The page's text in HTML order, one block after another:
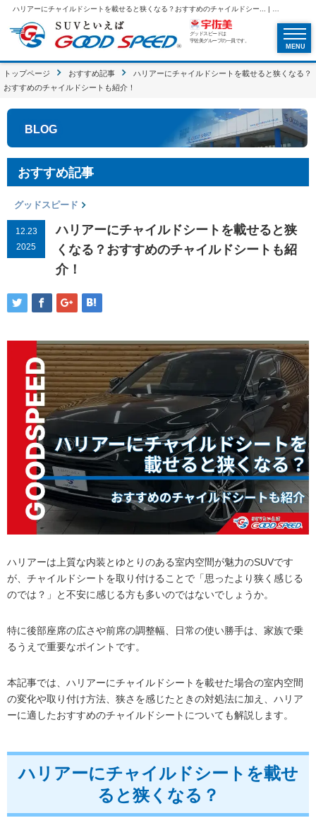
グッドスピードは
宇佐美グループの一員です。
MENU
トップページ おすすめ記事
ハリアーにチャイルドシートを載せると狭くなる？
おすすめのチャイルドシートも紹介！
BLOG
おすすめ記事
グッドスピード
12.23
2025
ハリアーにチャイルドシートを載せると狭
くなる？おすすめのチャイルドシートも紹
介！
ハリアーは上質な内装とゆとりのある室内空間が魅力のSUVです
が、チャイルドシートを取り付けることで「思ったより狭く感じる
のでは？」と不安に感じる方も多いのではないでしょうか。
特に後部座席の広さや前席の調整幅、日常の使い勝手は、家族で乗
るうえで重要なポイントです。
本記事では、ハリアーにチャイルドシートを載せた場合の室内空間
の変化や取り付け方法、狭さを感じたときの対処法に加え、ハリア
ーに適したおすすめのチャイルドシートについても解説します。
ハリアーにチャイルドシートを載せ
ると狭くなる？